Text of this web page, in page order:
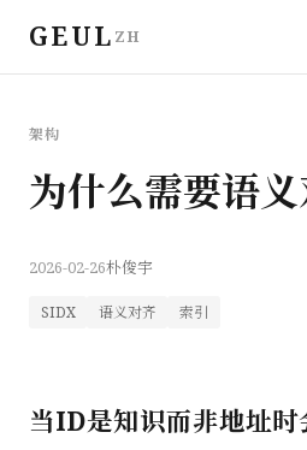
GEUL ZH
架构
为什么需要语
2026-02-26朴俊宇
SIDX 语义对齐 索引
当ID是知识而非地址时